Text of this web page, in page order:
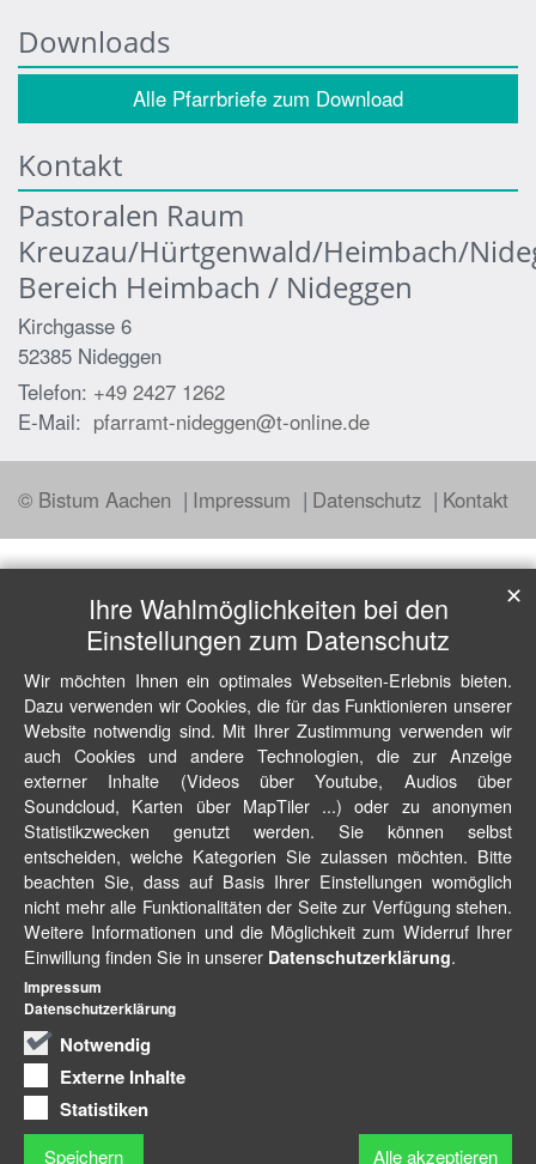
Downloads
Alle Pfarrbriefe zum Download
Kontakt
Pastoralen Raum
Kreuzau/Hürtgenwald/Heimbach/
Bereich Heimbach / Nideggen
Kirchgasse 6
52385 Nideggen
Telefon: +49 2427 1262
E-Mail: pfarramt-nideggen@t-online.de
© Bistum Aachen Impressum Datenschutz Kontakt
Ihre Wahlmöglichkeiten bei den
Einstellungen zum Datenschutz
Wir möchten Ihnen ein optimales Webseiten-Erlebnis bieten.
Dazu verwenden wir Cookies, die für das Funktionieren unserer
Website notwendig sind. Mit Ihrer Zustimmung verwenden wir
auch Cookies und andere Technologien, die zur Anzeige
externer Inhalte (Videos über Youtube, Audios über
Soundcloud, Karten über MapTiler ...) oder zu anonymen
Statistikzwecken genutzt werden. Sie können selbst
entscheiden, welche Kategorien Sie zulassen möchten. Bitte
beachten Sie, dass auf Basis Ihrer Einstellungen womöglich
nicht mehr alle Funktionalitäten der Seite zur Verfügung stehen.
Weitere Informationen und die Möglichkeit zum Widerruf Ihrer
Einwillung finden Sie in unserer Datenschutzerklärung.
Notwendig
Externe Inhalte
Statistiken
Speichern Alle akzeptieren
✕
Impressum
Datenschutzerklärung